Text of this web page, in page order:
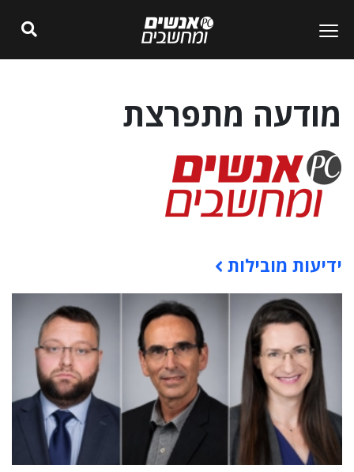
מודעה מתפרצת
תוכן פרסומי
ידיעות מובילות